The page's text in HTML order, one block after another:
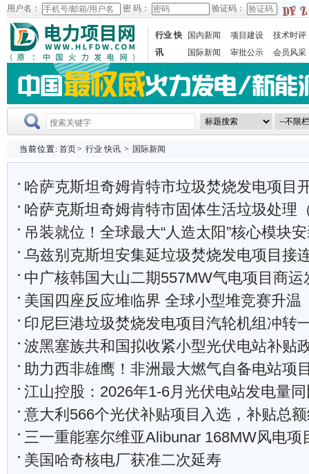
用户名： 密 码： 验证码：
行业 快
讯
国内新闻 项目建设
技术时评
国际新闻
审批公示 会员风采
当前位置: 首页> 行业 快讯 > 国际新闻
哈萨克斯坦奇姆肯特市垃圾焚烧发电项目
哈萨克斯坦奇姆肯特市固体生活垃圾处理（焚烧发电）
吊装就位！全球最大“人造太阳”核心模块安装进度
乌兹别克斯坦安集延垃圾焚烧发电项目接连完成
中广核韩国大山二期557MW气电项目商运
美国四座反应堆临界 全球小型堆竞赛升温
印尼巨港垃圾焚烧发电项目汽轮机组冲转
波黑塞族共和国拟收紧小型光伏电站补贴
助力西非雄鹰！非洲最大燃气自备电站项目3
江山控股：2026年1-6月光伏电站发电量同比
意大利566个光伏补贴项目入选，补贴总额约
三一重能塞尔维亚Alibunar 168MW风电项
美国哈奇核电厂获准二次延寿